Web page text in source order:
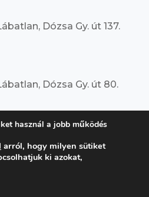
Dózsa Gy. út 137.
Dózsa Gy. út 80.
Hársfa u. 3.
használ a jobb működés
arról, hogy milyen sütiket
ki azokat,